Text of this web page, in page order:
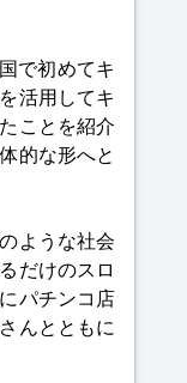
で初めてキ
活用してキ
ことを紹介
的な形へと
ような社会
だけのスロ
パチンコ店
んとともに